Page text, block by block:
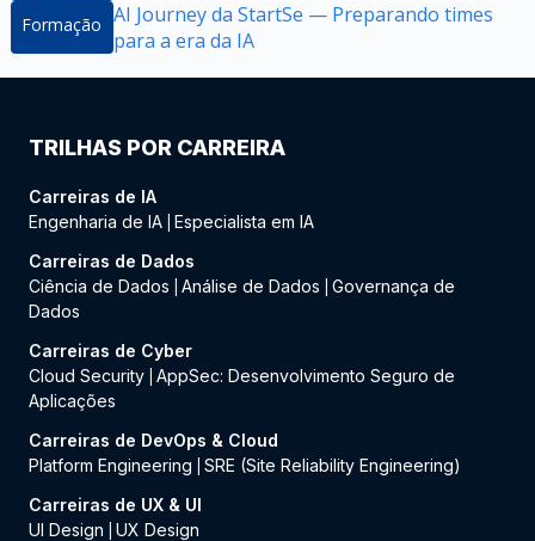
Formação AI Journey da StartSe — Preparando times
para a era da IA
TRILHAS POR CARREIRA
Carreiras de IA
Engenharia de IA Especialista em IA
Carreiras de Dados
Ciência de Dados
Análise de Dados
Governança de
Dados
Carreiras de Cyber
Cloud Security AppSec: Desenvolvimento Seguro de
Aplicações
Carreiras de DevOps & Cloud
Platform Engineering
SRE (Site Reliability Engineering)
Carreiras de UX & UI
UI Design
UX Design